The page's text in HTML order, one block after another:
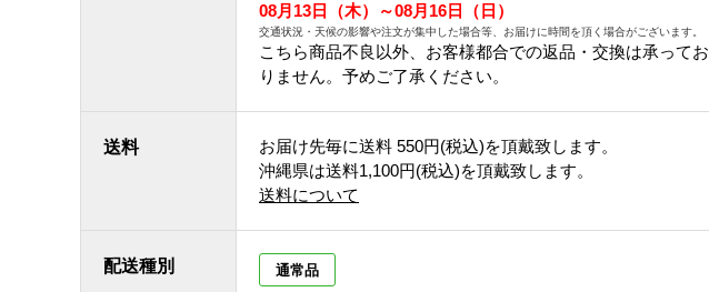
08月13日（木）～08月16日（日）
交通状況・天候の影響や注文が集中した場合等、お届けに時間を頂く場合がございます。
こちら商品不良以外、お客様都合での返品・交換は承ってお
りません。予めご了承ください。
送料 お届け先毎に送料 550円(税込)を頂戴致します。
沖縄県は送料1,100円(税込)を頂戴致します。
送料について
配送種別 通常品